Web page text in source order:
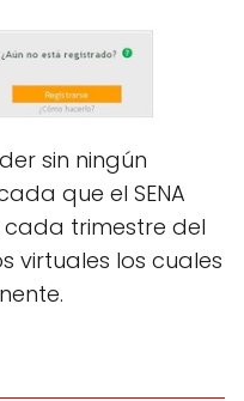
sin ningún
que el SENA
trimestre del
virtuales los cuales